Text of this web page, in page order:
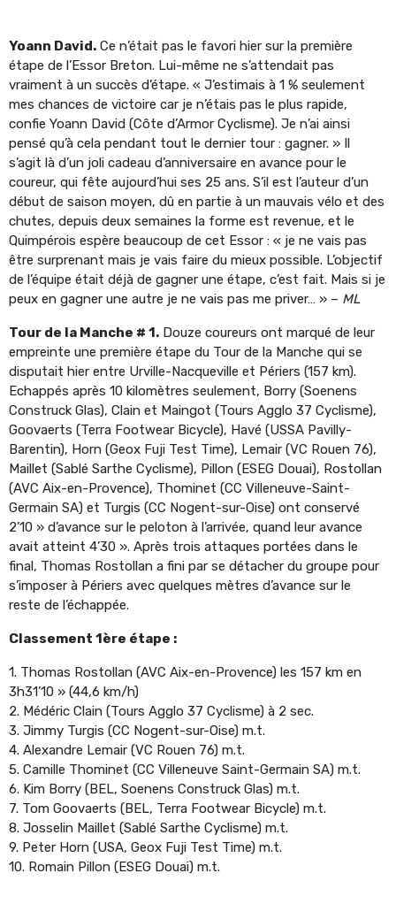
Yoann David. Ce n’était pas le favori hier sur la première
étape de l’Essor Breton. Lui-même ne s’attendait pas
vraiment à un succès d’étape. « J’estimais à 1 % seulement
mes chances de victoire car je n’étais pas le plus rapide,
confie Yoann David (Côte d’Armor Cyclisme). Je n’ai ainsi
pensé qu’à cela pendant tout le dernier tour : gagner. » Il
s’agit là d’un joli cadeau d’anniversaire en avance pour le
coureur, qui fête aujourd’hui ses 25 ans. S’il est l’auteur d’un
début de saison moyen, dû en partie à un mauvais vélo et des
chutes, depuis deux semaines la forme est revenue, et le
Quimpérois espère beaucoup de cet Essor : « je ne vais pas
être surprenant mais je vais faire du mieux possible. L’objectif
de l’équipe était déjà de gagner une étape, c’est fait. Mais si je
peux en gagner une autre je ne vais pas me priver… » – ML
Tour de la Manche # 1. Douze coureurs ont marqué de leur
empreinte une première étape du Tour de la Manche qui se
disputait hier entre Urville-Nacqueville et Périers (157 km).
Echappés après 10 kilomètres seulement, Borry (Soenens
Construck Glas), Clain et Maingot (Tours Agglo 37 Cyclisme),
Goovaerts (Terra Footwear Bicycle), Havé (USSA Pavilly-
Barentin), Horn (Geox Fuji Test Time), Lemair (VC Rouen 76),
Maillet (Sablé Sarthe Cyclisme), Pillon (ESEG Douai), Rostollan
(AVC Aix-en-Provence), Thominet (CC Villeneuve-Saint-
Germain SA) et Turgis (CC Nogent-sur-Oise) ont conservé
2’10 » d’avance sur le peloton à l’arrivée, quand leur avance
avait atteint 4’30 ». Après trois attaques portées dans le
final, Thomas Rostollan a fini par se détacher du groupe pour
s’imposer à Périers avec quelques mètres d’avance sur le
reste de l’échappée.
Classement 1ère étape :
1. Thomas Rostollan (AVC Aix-en-Provence) les 157 km en
3h31’10 » (44,6 km/h)
2. Médéric Clain (Tours Agglo 37 Cyclisme) à 2 sec.
3. Jimmy Turgis (CC Nogent-sur-Oise) m.t.
4. Alexandre Lemair (VC Rouen 76) m.t.
5. Camille Thominet (CC Villeneuve Saint-Germain SA) m.t.
6. Kim Borry (BEL, Soenens Construck Glas) m.t.
7. Tom Goovaerts (BEL, Terra Footwear Bicycle) m.t.
8. Josselin Maillet (Sablé Sarthe Cyclisme) m.t.
9. Peter Horn (USA, Geox Fuji Test Time) m.t.
10. Romain Pillon (ESEG Douai) m.t.